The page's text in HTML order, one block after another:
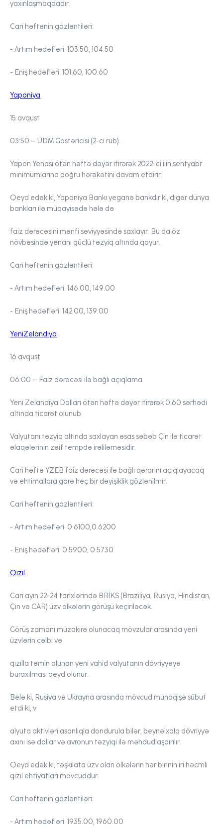
yaxınlaşmaqdadır.
Cari həftənin gözləntiləri:
- Artım hədəfləri: 103.50, 104.50
- Eniş hədəfləri: 101.60, 100.60
Yaponiya
15 avqust
03:50 – ÜDM Göstəricisi (2-ci rüb).
Yapon Yenası ötən həftə dəyər itirərək 2022-ci ilin sentyabr
minimumlarına doğru hərəkətini davam etdirir.
Qeyd edək ki, Yaponiya Bankı yeganə bankdır ki, digər dünya
bankları ilə müqayisədə hələ də
faiz dərəcəsini mənfi səviyyəsində saxlayır. Bu da öz
növbəsində yenanı güclü təzyiq altında qoyur.
Cari həftənin gözləntiləri:
- Artım hədəfləri: 146.00, 149.00
- Eniş hədəfləri: 142.00, 139.00
YeniZelandiya
16 avqust
06:00 – Faiz dərəcəsi ilə bağlı açıqlama.
Yeni Zelandiya Dolları ötən həftə dəyər itirərək 0.60 sərhədi
altında ticarət olunub.
Valyutanı təzyiq altında saxlayan əsas səbəb Çin ilə ticarət
əlaqələrinin zəif tempdə irəliləməsidir.
Cari həftə YZEB faiz dərəcəsi ilə bağlı qərarını açıqlayacaq
və ehtimallara görə heç bir dəyişiklik gözlənilmir.
Cari həftənin gözləntiləri:
- Artım hədəfləri: 0.6100,0.6200
- Eniş hədəfləri: 0.5900, 0.5730
Qızıl
Cari ayın 22-24 tarixlərində BRİKS (Braziliya, Rusiya, Hindistan,
Çin və CAR) üzv ölkələrin görüşü keçiriləcək.
Görüş zamanı müzakirə olunacaq mövzular arasında yeni
üzvlərin cəlbi və
qızılla təmin olunan yeni vahid valyutanın dövriyyəyə
buraxılması qeyd olunur.
Belə ki, Rusiya və Ukrayna arasında mövcud münaqişə sübut
etdi ki, v
alyuta aktivləri asanlıqla dondurula bilər, beynəlxalq dövriyyə
axını isə dollar və avronun təzyiqi ilə məhdudlaşdırılır.
Qeyd edək ki, təşkilata üzv olan ölkələrin hər birinin iri həcmli
qızıl ehtiyatları mövcuddur.
Cari həftənin gözləntiləri:
- Artım hədəfləri: 1935.00, 1960.00